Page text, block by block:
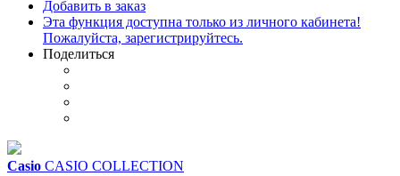
Добавить в заказ
Эта функция доступна только из личного кабинета!
Пожалуйста, зарегистрируйтесь.
Поделиться
Casio CASIO COLLECTION